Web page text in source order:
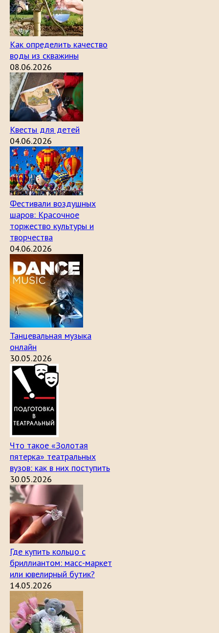
Как определить качество
воды из скважины
08.06.2026
Квесты для детей
04.06.2026
Фестивали воздушных
шаров: Красочное
торжество культуры и
творчества
04.06.2026
Танцевальная музыка
онлайн
30.05.2026
Что такое «Золотая
пятерка» театральных
вузов: как в них поступить
30.05.2026
Где купить кольцо с
бриллиантом: масс-маркет
или ювелирный бутик?
14.05.2026